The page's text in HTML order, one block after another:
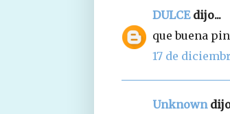
DULCEdijo...
que buena
17 de
Unknown